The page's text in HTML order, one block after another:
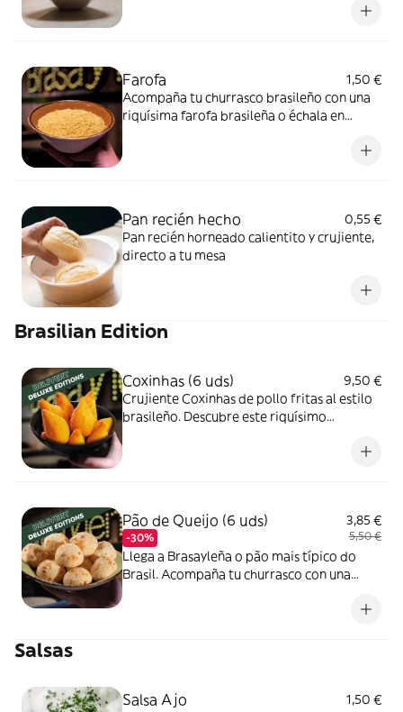
Farofa
1,50 €
Acompaña tu churrasco brasileño con una
riquísima farofa brasileña o échala en
Pan recién hecho
0,55 €
Pan recién horneado calientito y crujiente,
directo a tu mesa
Brasilian Edition
Coxinhas (6 uds)
9,50 €
Crujiente Coxinhas de pollo fritas al estilo
brasileño. Descubre este riquísimo
con pechuga de pollo de primera calidad,
Pão de Queijo (6 uds)
-30%
3,85 €
5,50 €
Llega a Brasayleña o pão mais típico do
Brasil. Acompaña tu churrasco con una
hecho y super esponjoso. Se convertirá en
Salsas
Salsa Ajo
1,50 €